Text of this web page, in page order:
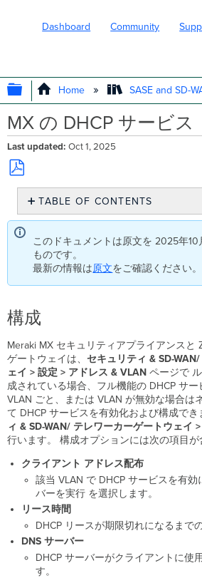
Dashboard Community
EXPAND/COLLAPSE
Home SASE and SD-
MX の DHCP サービス
Last updated Oct 1, 2025
Save
PDF
TABLE OF CONTENTS
構
DHCP
リ
ラ
イ
監
視
このドキュメントは原文を 2025年10
ものです。
最新の情報は原文をご確認ください。
構成
Meraki MX セキュリティアプライアンスと
ゲートウェイは、セキュリティ & SD-
ェイ > 設定 > アドレス & VLAN ページで
成されている場合、フル機能の DHCP サ
VLAN ごと、または VLAN が無効な場合は
て DHCP サービスを有効化および構成でき
ィ & SD-WAN/ テレワーカーゲートウェイ
行います。
構成オプションには次の項目が
クライアント アドレス配布
該当 VLAN で DHCP サービスを有効
バーを実行 を選択します。
リース時間
DHCP リースが期限切れになるまで
DNS サーバー
DHCP サーバーがクライアントに使
す。